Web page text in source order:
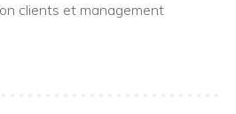
clients et management